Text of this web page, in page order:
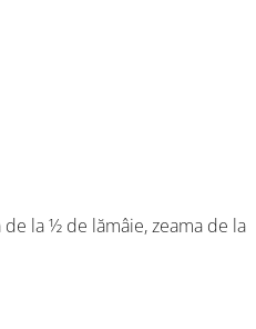
la ½ de lămâie, zeama de la